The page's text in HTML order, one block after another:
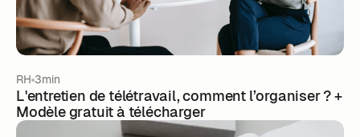
RH 3min
L'entretien de télétravail, comment l’organiser ? +
Modèle gratuit à télécharger